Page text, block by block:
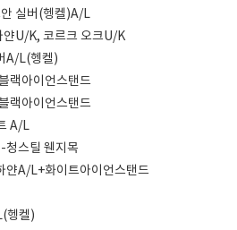
실버(헹켈)A/L
U/K, 코르크 오크U/K
A/L(헹켈)
랙아이언스탠드
랙아이언스탠드
A/L
청스틸 웬지목
얀A/L+화이트아이언스탠드
헹켈)